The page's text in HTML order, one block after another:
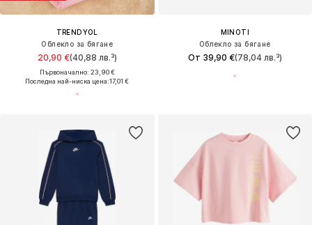
TRENDYOL
Облекло за бягане
20,90 €(40,88 лв.³)
Първоначално: 23,90 €
Последна най-ниска цена:17,01 €
MINOTI
Облекло за бягане
От 39,90 €(78,04 лв.³)